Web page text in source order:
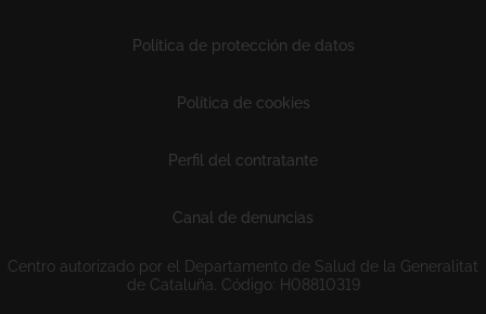
Política de protección de datos
Política de cookies
Perfil del contratante
Canal de denuncias
Centro autorizado por el Departamento de Salud de la Generalitat
de Cataluña. Código: H08810319